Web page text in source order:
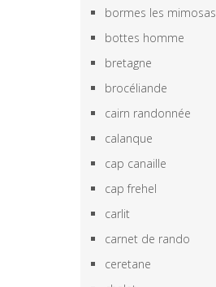
bormes les mimosas
bottes homme
bretagne
brocéliande
cairn randonnée
calanque
cap canaille
cap frehel
carlit
carnet de rando
ceretane